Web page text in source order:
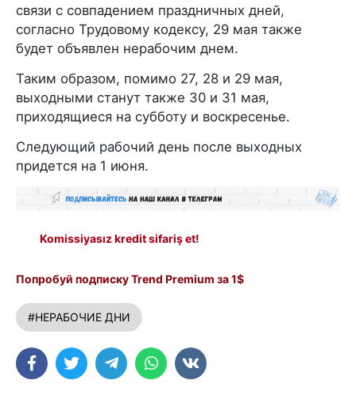
связи с совпадением праздничных дней,
согласно Трудовому кодексу, 29 мая также
будет объявлен нерабочим днем.
Таким образом, помимо 27, 28 и 29 мая,
выходными станут также 30 и 31 мая,
приходящиеся на субботу и воскресенье.
Следующий рабочий день после выходных
придется на 1 июня.
Komissiyasız kredit sifariş et!
Попробуй подписку Trend Premium за 1$
#НЕРАБОЧИЕ ДНИ